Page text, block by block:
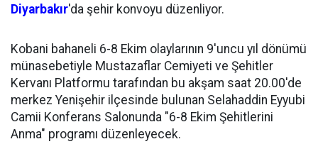
Diyarbakır'da şehir konvoyu düzenliyor.
Kobani bahaneli 6-8 Ekim olaylarının 9'uncu yıl dönümü
münasebetiyle Mustazaflar Cemiyeti ve Şehitler
Kervanı Platformu tarafından bu akşam saat 20.00'de
merkez Yenişehir ilçesinde bulunan Selahaddin Eyyubi
Camii Konferans Salonunda "6-8 Ekim Şehitlerini
Anma" programı düzenleyecek.